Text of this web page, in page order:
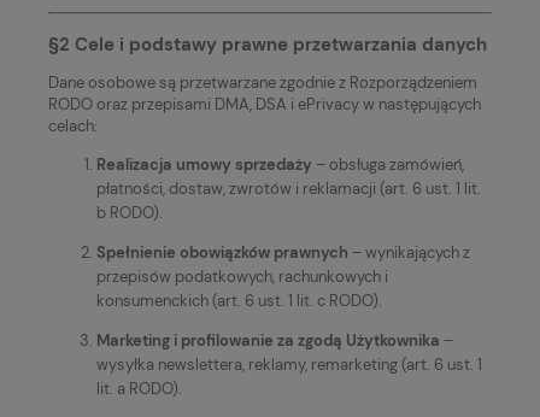
§2 Cele i podstawy prawne przetwarzania danych
Dane osobowe są przetwarzane zgodnie z Rozporządzeniem
RODO oraz przepisami DMA, DSA i ePrivacy w następujących
celach:
Realizacja umowy sprzedaży – obsługa zamówień,
płatności, dostaw, zwrotów i reklamacji (art. 6 ust. 1 lit.
b RODO).
Spełnienie obowiązków prawnych – wynikających z
przepisów podatkowych, rachunkowych i
konsumenckich (art. 6 ust. 1 lit. c RODO).
Marketing i profilowanie za zgodą Użytkownika –
wysyłka newslettera, reklamy, remarketing (art. 6 ust. 1
lit. a RODO).